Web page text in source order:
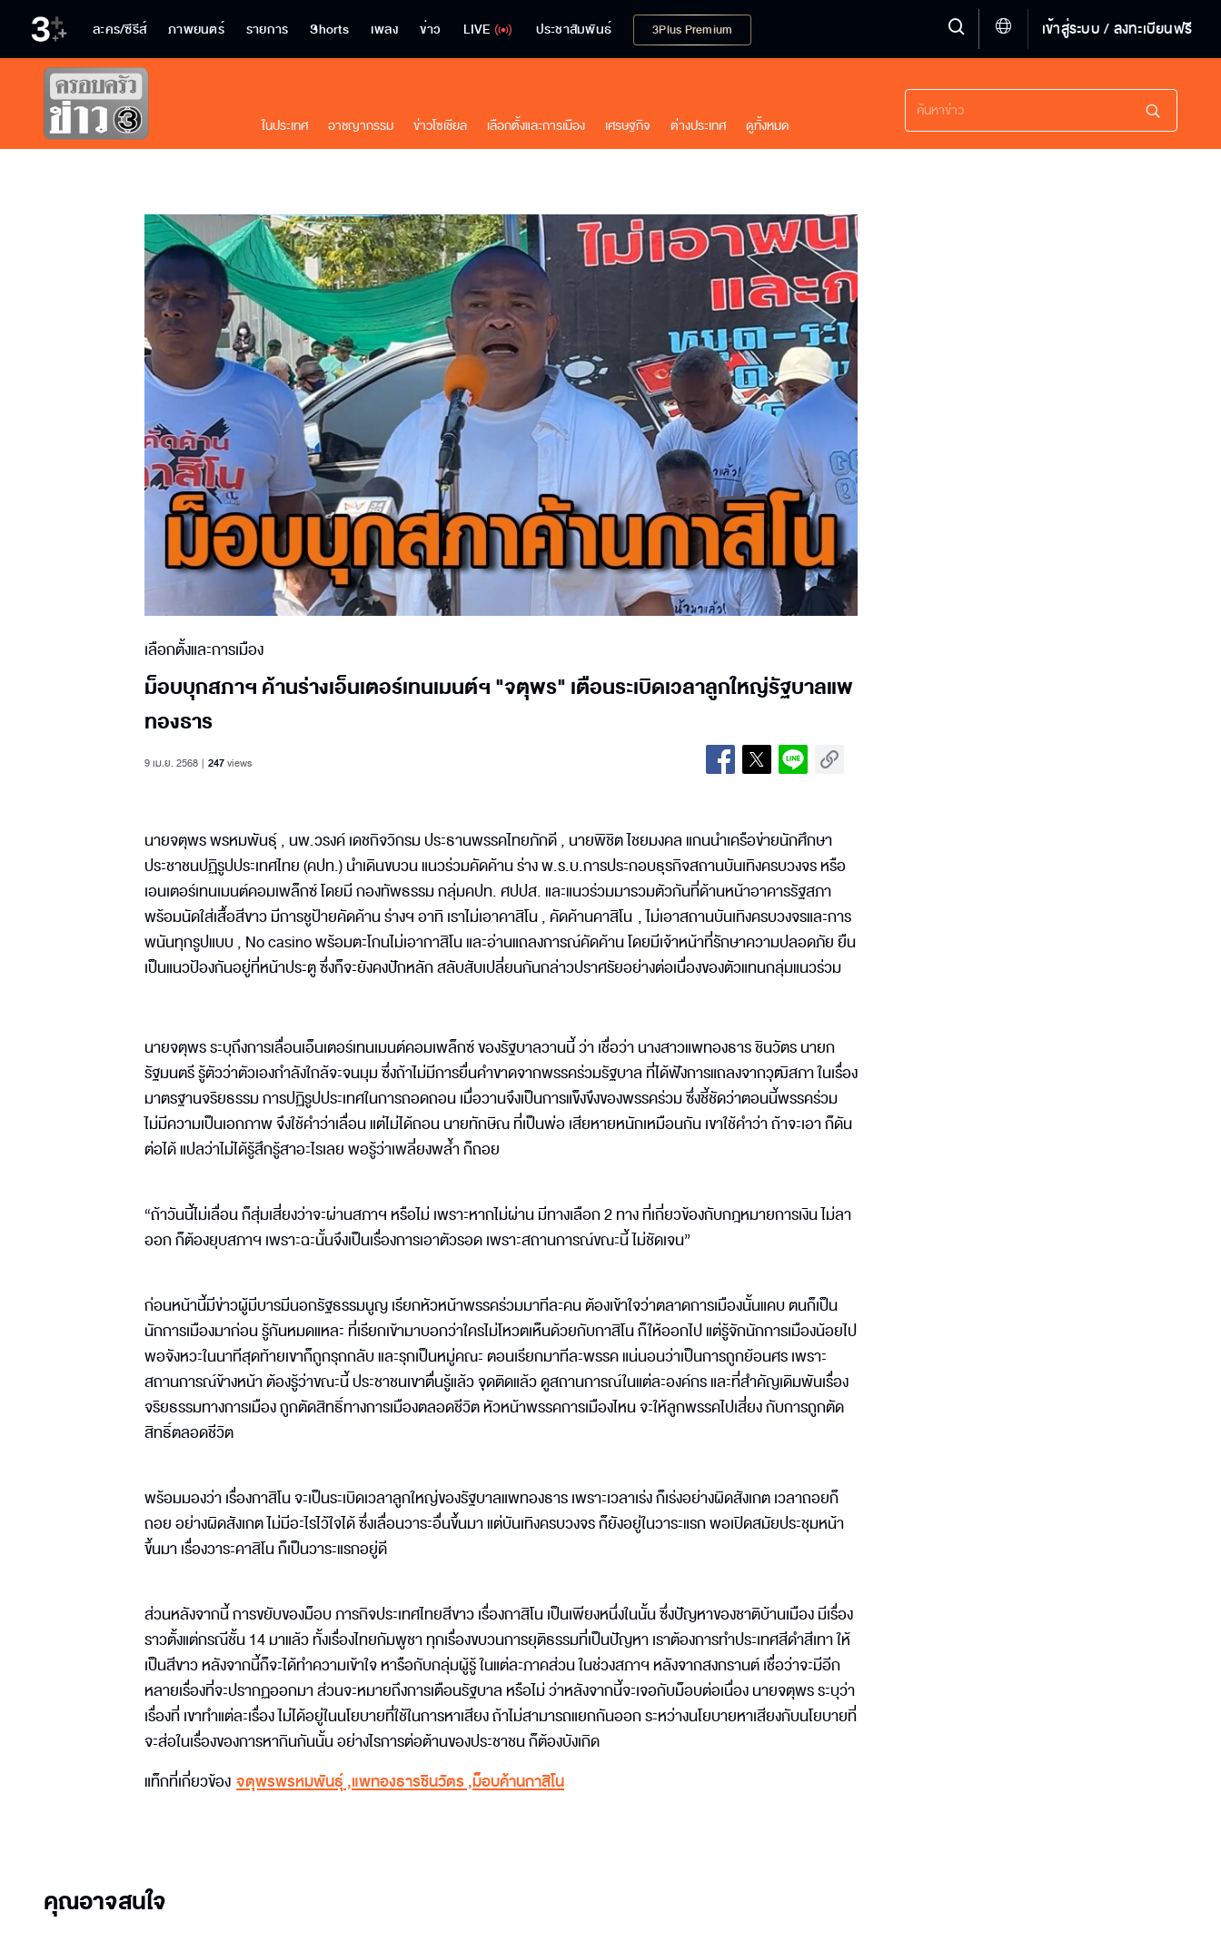
ละคร/ซีรีส์ ภาพยนตร์ รายการ Shorts เพลง ข่าว LIVE ประชาสัมพันธ์ 3Plus Premium เข้าสู่ระบบ / ลงทะเบียนฟรี
ในประเทศ อาชญากรรม ข่าวโซเชียล เลือกตั้งและการเมือง เศรษฐกิจ ต่างประเทศ ดูทั้งหมด
เลือกตั้งและการเมือง
ม็อบบุกสภาฯ​ ค้านร่างเอ็นเตอร์เทนเมนต์ฯ "จตุพร" เตือนระเบิดเวลาลูกใหญ่รัฐบาลแพ
ทองธาร
9 เม.ย. 2568 247views
นายจตุพร พรหมพันธุ์ , นพ.วรงค์ เดชกิจวิกรม ประธานพรรคไทยภักดี , นายพิชิต ไชยมงคล แกนนำเครือข่ายนักศึกษา
ประชาชนปฏิรูปประเทศไทย (คปท.) นำเดินขบวน แนวร่วมคัดค้าน ร่าง พ.ร.บ.การประกอบธุรกิจสถานบันเทิงครบวงจร หรือ
เอนเตอร์เทนเมนต์คอมเพล็กซ์ โดยมี กองทัพธรรม กลุ่มคปท. ศปปส. และแนวร่วมมารวมตัวกันที่ด้านหน้าอาคารรัฐสภา
พร้อมนัดใส่เสื้อสีขาว มีการชูป้ายคัดค้าน ร่างฯ อาทิ เราไม่เอาคาสิโน , คัดค้านคาสิโน , ไม่เอาสถานบันเทิงครบวงจรและการ
พนันทุกรูปแบบ , No casino พร้อมตะโกนไม่เอากาสิโน และอ่านแถลงการณ์คัดค้าน โดยมีเจ้าหน้าที่รักษาความปลอดภัย ยืน
เป็นแนวป้องกันอยู่ที่หน้าประตู ซึ่งก็จะยังคงปักหลัก สลับสับเปลี่ยนกันกล่าวปราศรัยอย่างต่อเนื่องของตัวแทนกลุ่มแนวร่วม
นายจตุพร ระบุถึงการเลื่อนเอ็นเตอร์เทนเมนต์คอมเพล็กซ์ ของรัฐบาลวานนี้ ว่า เชื่อว่า นางสาวแพทองธาร ชินวัตร นายก
รัฐมนตรี รู้ตัวว่าตัวเองกำลังใกล้จะจนมุม ซึ่งถ้าไม่มีการยื่นคำขาดจากพรรคร่วมรัฐบาล ที่ได้ฟังการแถลงจากวุฒิสภา ในเรื่อง
มาตรฐานจริยธรรม การปฏิรูปประเทศในการถอดถอน เมื่อวานจึงเป็นการแข็งขึงของพรรคร่วม ซึ่งชี้ชัดว่าตอนนี้พรรคร่วม
ไม่มีความเป็นเอกภาพ จึงใช้คำว่าเลื่อน แต่ไม่ได้ถอน นายทักษิณ ที่เป็นพ่อ เสียหายหนักเหมือนกัน เขาใช้คำว่า ถ้าจะเอา ก็ดัน
ต่อได้ แปลว่าไม่ได้รู้สึกรู้สาอะไรเลย พอรู้ว่าเพลี่ยงพล้ำ ก็ถอย
“ถ้าวันนี้ไม่เลื่อน ก็สุ่มเสี่ยงว่าจะผ่านสภาฯ หรือไม่ เพราะหากไม่ผ่าน มีทางเลือก 2 ทาง ที่เกี่ยวข้องกับกฎหมายการเงิน ไม่ลา
ออก ก็ต้องยุบสภาฯ เพราะฉะนั้นจึงเป็นเรื่องการเอาตัวรอด เพราะสถานการณ์ขณะนี้ ไม่ชัดเจน”
ก่อนหน้านี้มีข่าวผู้มีบารมีนอกรัฐธรรมนูญ เรียกหัวหน้าพรรคร่วมมาทีละคน ต้องเข้าใจว่าตลาดการเมืองนั้นแคบ ตนก็เป็น
นักการเมืองมาก่อน รู้กันหมดแหละ ที่เรียกเข้ามาบอกว่าใครไม่โหวตเห็นด้วยกับกาสิโน ก็ให้ออกไป แต่รู้จักนักการเมืองน้อยไป
พอจังหวะในนาทีสุดท้ายเขาก็ถูกรุกกลับ และรุกเป็นหมู่คณะ ตอนเรียกมาทีละพรรค แน่นอนว่าเป็นการถูกย้อนศร เพราะ
สถานการณ์ข้างหน้า ต้องรู้ว่าขณะนี้ ประชาชนเขาตื่นรู้แล้ว จุดติดแล้ว ดูสถานการณ์ในแต่ละองค์กร และที่สำคัญเดิมพันเรื่อง
จริยธรรมทางการเมือง ถูกตัดสิทธิ์ทางการเมืองตลอดชีวิต หัวหน้าพรรคการเมืองไหน จะให้ลูกพรรคไปเสี่ยง กับการถูกตัด
สิทธิ์ตลอดชีวิต
พร้อมมองว่า เรื่องกาสิโน จะเป็นระเบิดเวลาลูกใหญ่ของรัฐบาลแพทองธาร เพราะเวลาเร่ง ก็เร่งอย่างผิดสังเกต เวลาถอยก็
ถอย อย่างผิดสังเกต ไม่มีอะไรไว้ใจได้ ซึ่งเลื่อนวาระอื่นขึ้นมา แต่บันเทิงครบวงจร ก็ยังอยู่ในวาระแรก พอเปิดสมัยประชุมหน้า
ขึ้นมา เรื่องวาระคาสิโน ก็เป็นวาระแรกอยู่ดี
ส่วนหลังจากนี้ การขยับของม็อบ ภารกิจประเทศไทยสีขาว เรื่องกาสิโน เป็นเพียงหนึ่งในนั้น ซึ่งปัญหาของชาติบ้านเมือง มีเรื่อง
ราวตั้งแต่กรณีชั้น 14 มาแล้ว ทั้งเรื่องไทยกัมพูชา ทุกเรื่องขบวนการยุติธรรมที่เป็นปัญหา เราต้องการทำประเทศสีดำสีเทา ให้
เป็นสีขาว หลังจากนี้ก็จะได้ทำความเข้าใจ หารือกับกลุ่มผู้รู้ ในแต่ละภาคส่วน ในช่วงสภาฯ หลังจากสงกรานต์ เชื่อว่าจะมีอีก
หลายเรื่องที่จะปรากฏออกมา ส่วนจะหมายถึงการเตือนรัฐบาล หรือไม่ ว่าหลังจากนี้จะเจอกับม็อบต่อเนื่อง นายจตุพร ระบุว่า
เรื่องที่ เขาทำแต่ละเรื่อง ไม่ได้อยู่ในนโยบายที่ใช้ในการหาเสียง ถ้าไม่สามารถแยกกันออก ระหว่างนโยบายหาเสียงกับนโยบายที่
จะส่อในเรื่องของการหากินกันนั้น อย่างไรการต่อต้านของประชาชน ก็ต้องบังเกิด
แท็กที่เกี่ยวข้อง จตุพรพรหมพันธุ์,แพทองธารชินวัตร,ม็อบค้านกาสิโน
คุณอาจสนใจ